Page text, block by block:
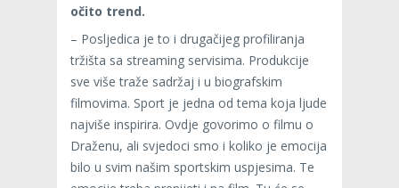
očito trend.
– Posljedica je to i drugačijeg profiliranja
tržišta sa streaming servisima. Produkcije
sve više traže sadržaj i u biografskim
filmovima. Sport je jedna od tema koja ljude
najviše inspirira. Ovdje govorimo o filmu o
Draženu, ali svjedoci smo i koliko je emocija
bilo u svim našim sportskim uspjesima. Te